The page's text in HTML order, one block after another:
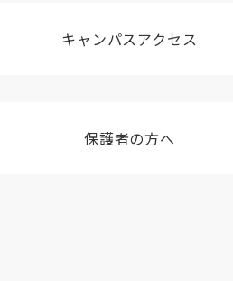
キャンパスアクセス
保護者の方へ